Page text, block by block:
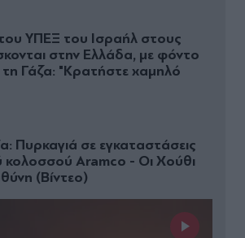
ΥΠΕΞ του Ισραήλ στους
στην Ελλάδα, με φόντο
τη Γάζα: "Κρατήστε χαμηλό
Πυρκαγιά σε εγκαταστάσεις
κολοσσού Aramco - Οι Χούθι
(Βίντεο)